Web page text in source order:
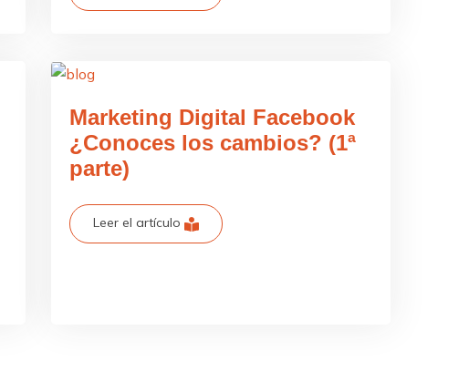
Marketing Digital Facebook
¿Conoces los cambios? (1ª
parte)
Leer el artículo